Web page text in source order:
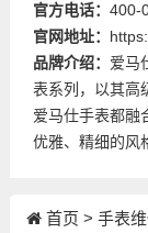
官方电话： 400-
官网地址：
品牌介绍： 爱马
表系列，以其高
爱马仕手表都融
优雅、精细的风
首页 > 手表